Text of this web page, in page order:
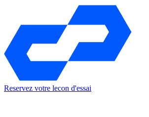
Reservez votre lecon d'essai